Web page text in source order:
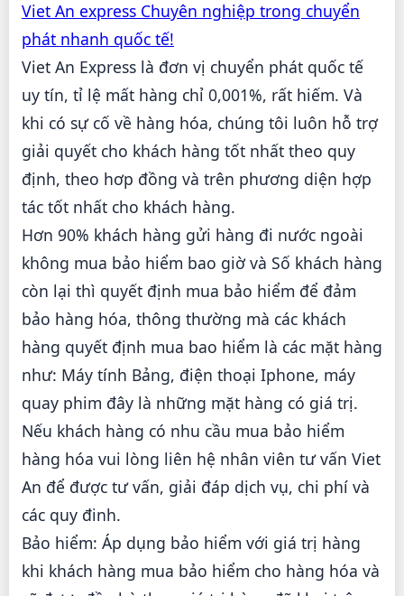
Viet An express Chuyên nghiệp trong chuyển
phát nhanh quốc tế!
Viet An Express là đơn vị chuyển phát quốc tế
uy tín, tỉ lệ mất hàng chỉ 0,001%, rất hiếm. Và
khi có sự cố về hàng hóa, chúng tôi luôn hỗ trợ
giải quyết cho khách hàng tốt nhất theo quy
định, theo hơp đồng và trên phương diện hợp
tác tốt nhất cho khách hàng.
Hơn 90% khách hàng gửi hàng đi nước ngoài
không mua bảo hiểm bao giờ và Số khách hàng
còn lại thì quyết định mua bảo hiểm để đảm
bảo hàng hóa, thông thường mà các khách
hàng quyết định mua bao hiểm là các mặt hàng
như: Máy tính Bảng, điện thoại Iphone, máy
quay phim đây là những mặt hàng có giá trị.
Nếu khách hàng có nhu cầu mua bảo hiểm
hàng hóa vui lòng liên hệ nhân viên tư vấn Viet
An để được tư vấn, giải đáp dịch vụ, chi phí và
các quy đinh.
Bảo hiểm: Áp dụng bảo hiểm với giá trị hàng
khi khách hàng mua bảo hiểm cho hàng hóa và